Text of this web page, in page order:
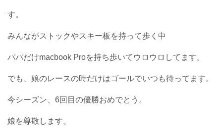
す。
みんながストックやスキー板を持って歩く中
パパだけmacbook Proを持ち歩いてウロウロしてます。
でも、娘のレースの時だけはゴールでいつも待ってます。
今シーズン、6回目の優勝おめでとう。
娘を尊敬します。